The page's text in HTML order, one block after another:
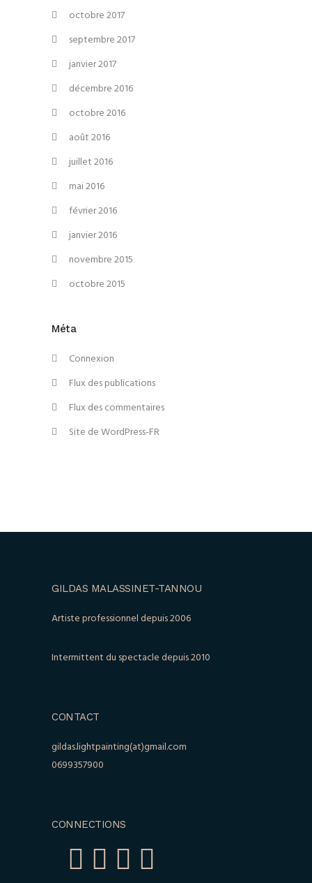
octobre 2017
septembre 2017
janvier 2017
décembre 2016
octobre 2016
août 2016
juillet 2016
mai 2016
février 2016
janvier 2016
novembre 2015
octobre 2015
Méta
Connexion
Flux des publications
Flux des commentaires
Site de WordPress-FR
GILDAS MALASSINET-TANNOU
Artiste professionnel depuis 2006
Intermittent du spectacle depuis 2010
CONTACT
gildas.lightpainting(at)gmail.com
0699357900
CONNECTIONS